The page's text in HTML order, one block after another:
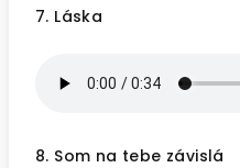
7. Láska
8. Som na tebe závislá